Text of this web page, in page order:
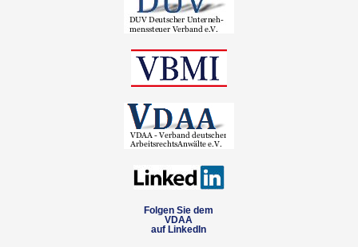
Folgen Sie dem
VDAA
auf LinkedIn